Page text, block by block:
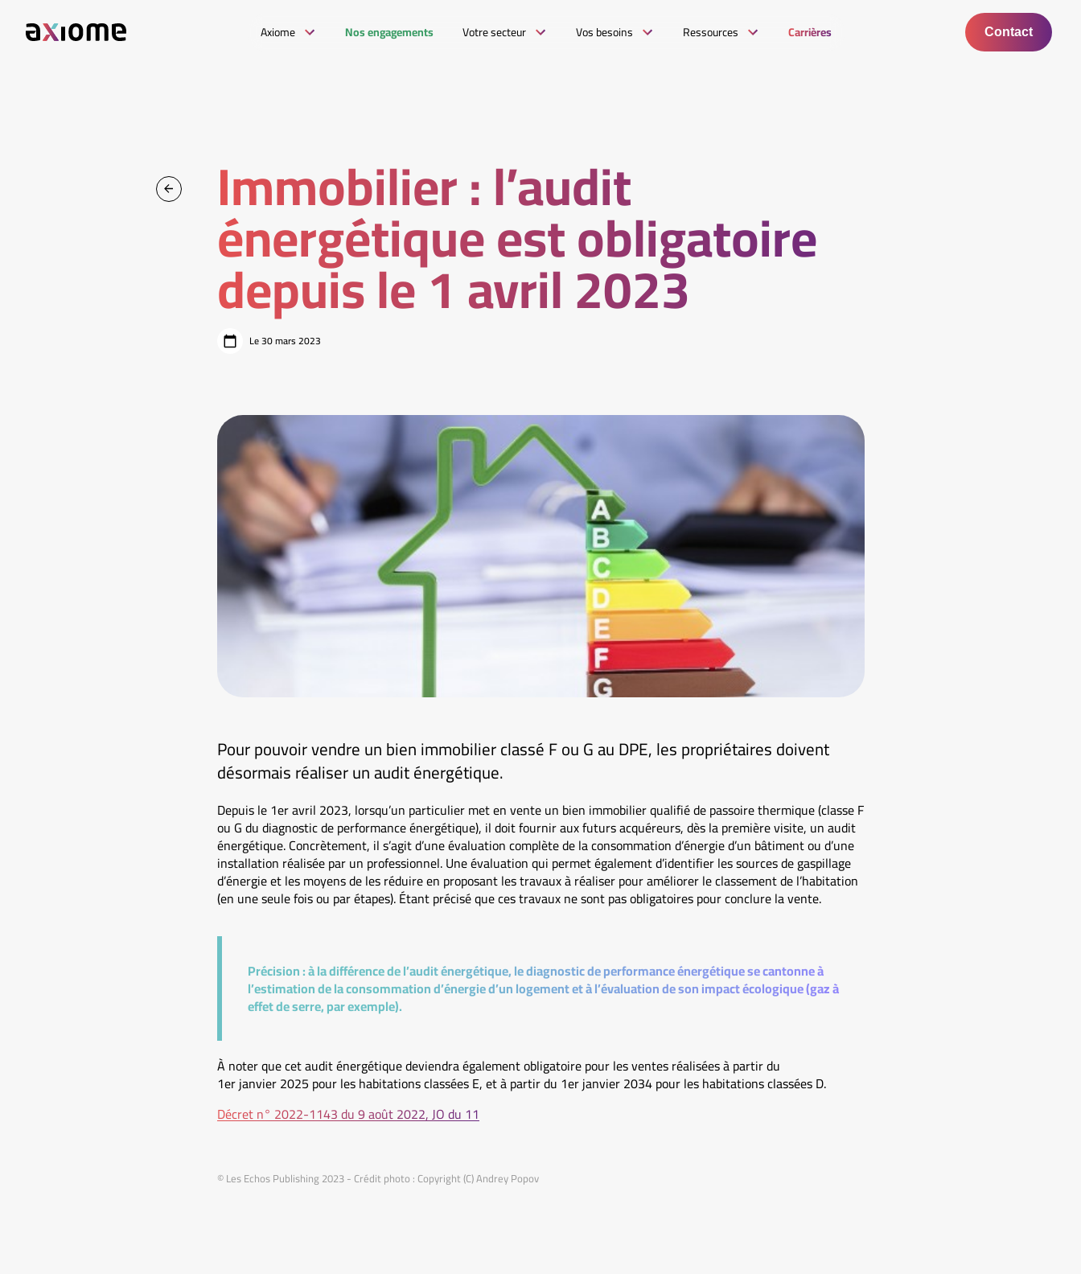
Axiome Nos engagements Votre secteur Vos besoins Ressources Carrières Contact
Immobilier : l’audit
énergétique est obligatoire
depuis le 1 avril 2023
Le 30 mars 2023
Pour pouvoir vendre un bien immobilier classé F ou G au DPE, les propriétaires doivent
désormais réaliser un audit énergétique.
Depuis le 1er avril 2023, lorsqu’un particulier met en vente un bien immobilier qualifié de passoire thermique (classe F
ou G du diagnostic de performance énergétique), il doit fournir aux futurs acquéreurs, dès la première visite, un audit
énergétique. Concrètement, il s’agit d’une évaluation complète de la consommation d’énergie d’un bâtiment ou d’une
installation réalisée par un professionnel. Une évaluation qui permet également d’identifier les sources de gaspillage
d’énergie et les moyens de les réduire en proposant les travaux à réaliser pour améliorer le classement de l’habitation
(en une seule fois ou par étapes). Étant précisé que ces travaux ne sont pas obligatoires pour conclure la vente.
Précision :à la différence de l’audit énergétique, le diagnostic de performance énergétique se cantonne à
l’estimation de la consommation d’énergie d’un logement et à l’évaluation de son impact écologique (gaz à
effet de serre, par exemple).
À noter que cet audit énergétique deviendra également obligatoire pour les ventes réalisées à partir du
1er janvier 2025 pour les habitations classées E, et à partir du 1er janvier 2034 pour les habitations classées D.
Décret n° 2022-1143 du 9 août 2022, JO du 11
© Les Echos Publishing 2023 - Crédit photo : Copyright (C) Andrey Popov